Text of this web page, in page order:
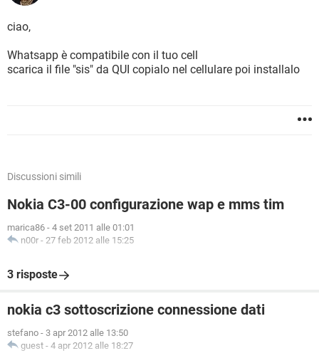
ciao,
Whatsapp è compatibile con il tuo cell
scarica il file "sis" da QUI copialo nel cellulare poi installalo
Discussioni simili
Nokia C3-00 configurazione wap e mms tim
marica86 - 4 set 2011 alle 01:01
n00r - 27 feb 2012 alle 15:25
3 risposte
nokia c3 sottoscrizione connessione dati
stefano - 3 apr 2012 alle 13:50
guest - 4 apr 2012 alle 18:27